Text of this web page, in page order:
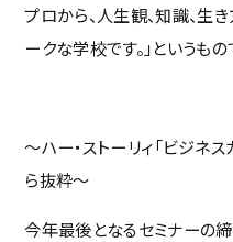
プロから、人生観、知識、生
ークな学校です。」というもの
～ハー・ストーリィ「ビジネス
ら抜粋～
今年最後となるセミナーの